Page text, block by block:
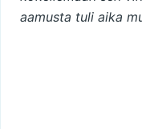
aamusta tuli aika